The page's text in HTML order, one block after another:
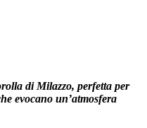
di Milazzo, perfetta per
evocano un’atmosfera